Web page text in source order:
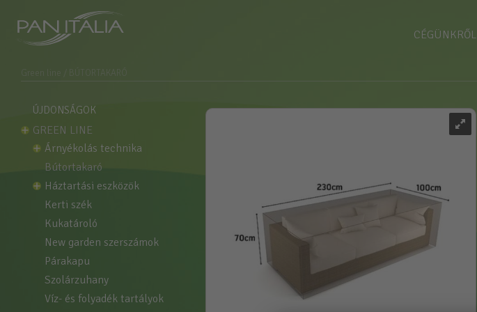
CÉGÜNKRŐL
ÚJDONSÁGOK
GREEN LINE
árnyékolás technika
bútortakaró
háztartási eszközök
kerti szék
kukatároló
new garden szerszámok
párakapu
szolárzuhany
víz- és folyadék tartályok